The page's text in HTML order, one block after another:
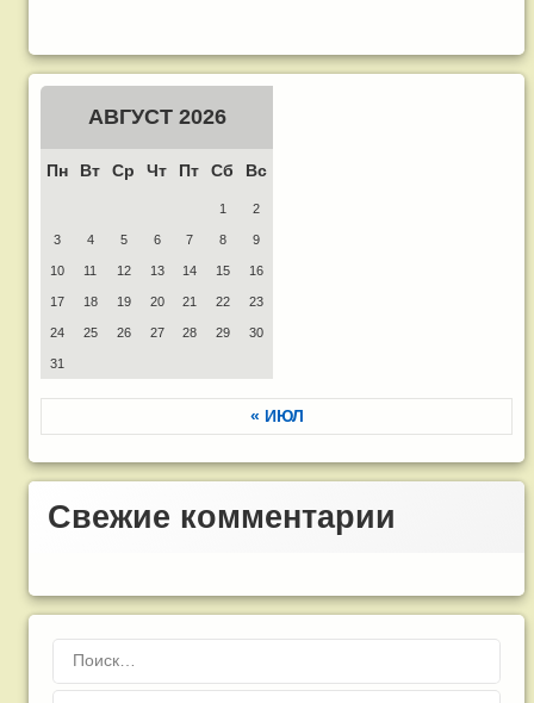
АВГУСТ 2026
Пн Вт Ср Чт Пт Сб Вс
1 2
3 4 5 6 7 8 9
10 11 12 13 14 15 16
17 18 19 20 21 22 23
24 25 26 27 28 29 30
31
« ИЮЛ
Свежие комментарии
Найти: